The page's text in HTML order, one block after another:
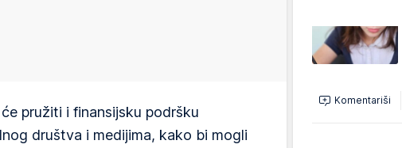
pružiti i finansijsku podršku
društva i medijima, kako bi mogli
Komentariši